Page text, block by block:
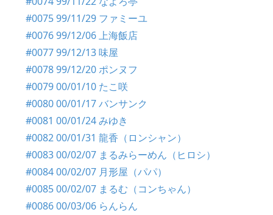
#0075 99/11/29 ファミーユ
#0076 99/12/06 上海飯店
#0077 99/12/13 味屋
#0078 99/12/20 ポンヌフ
#0079 00/01/10 たこ咲
#0080 00/01/17 バンサンク
#0081 00/01/24 みゆき
#0082 00/01/31 龍香（ロンシャン）
#0083 00/02/07 まるみらーめん（ヒロシ）
#0084 00/02/07 月形屋（パパ）
#0085 00/02/07 まるむ（コンちゃん）
#0086 00/03/06 らんらん